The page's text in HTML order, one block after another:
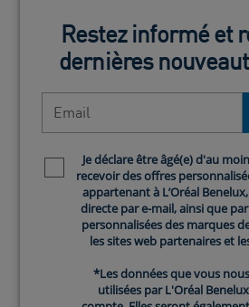
Restez informé et
dernières
Newsletter policy
Je déclare être âgé(e) d'au
recevoir des offres
appartenant à L’Oréal
directe par e-mail, ainsi que
personnalisées des marques
les sites web partenaires et
*Les données que vous
utilisées par L'Oréal